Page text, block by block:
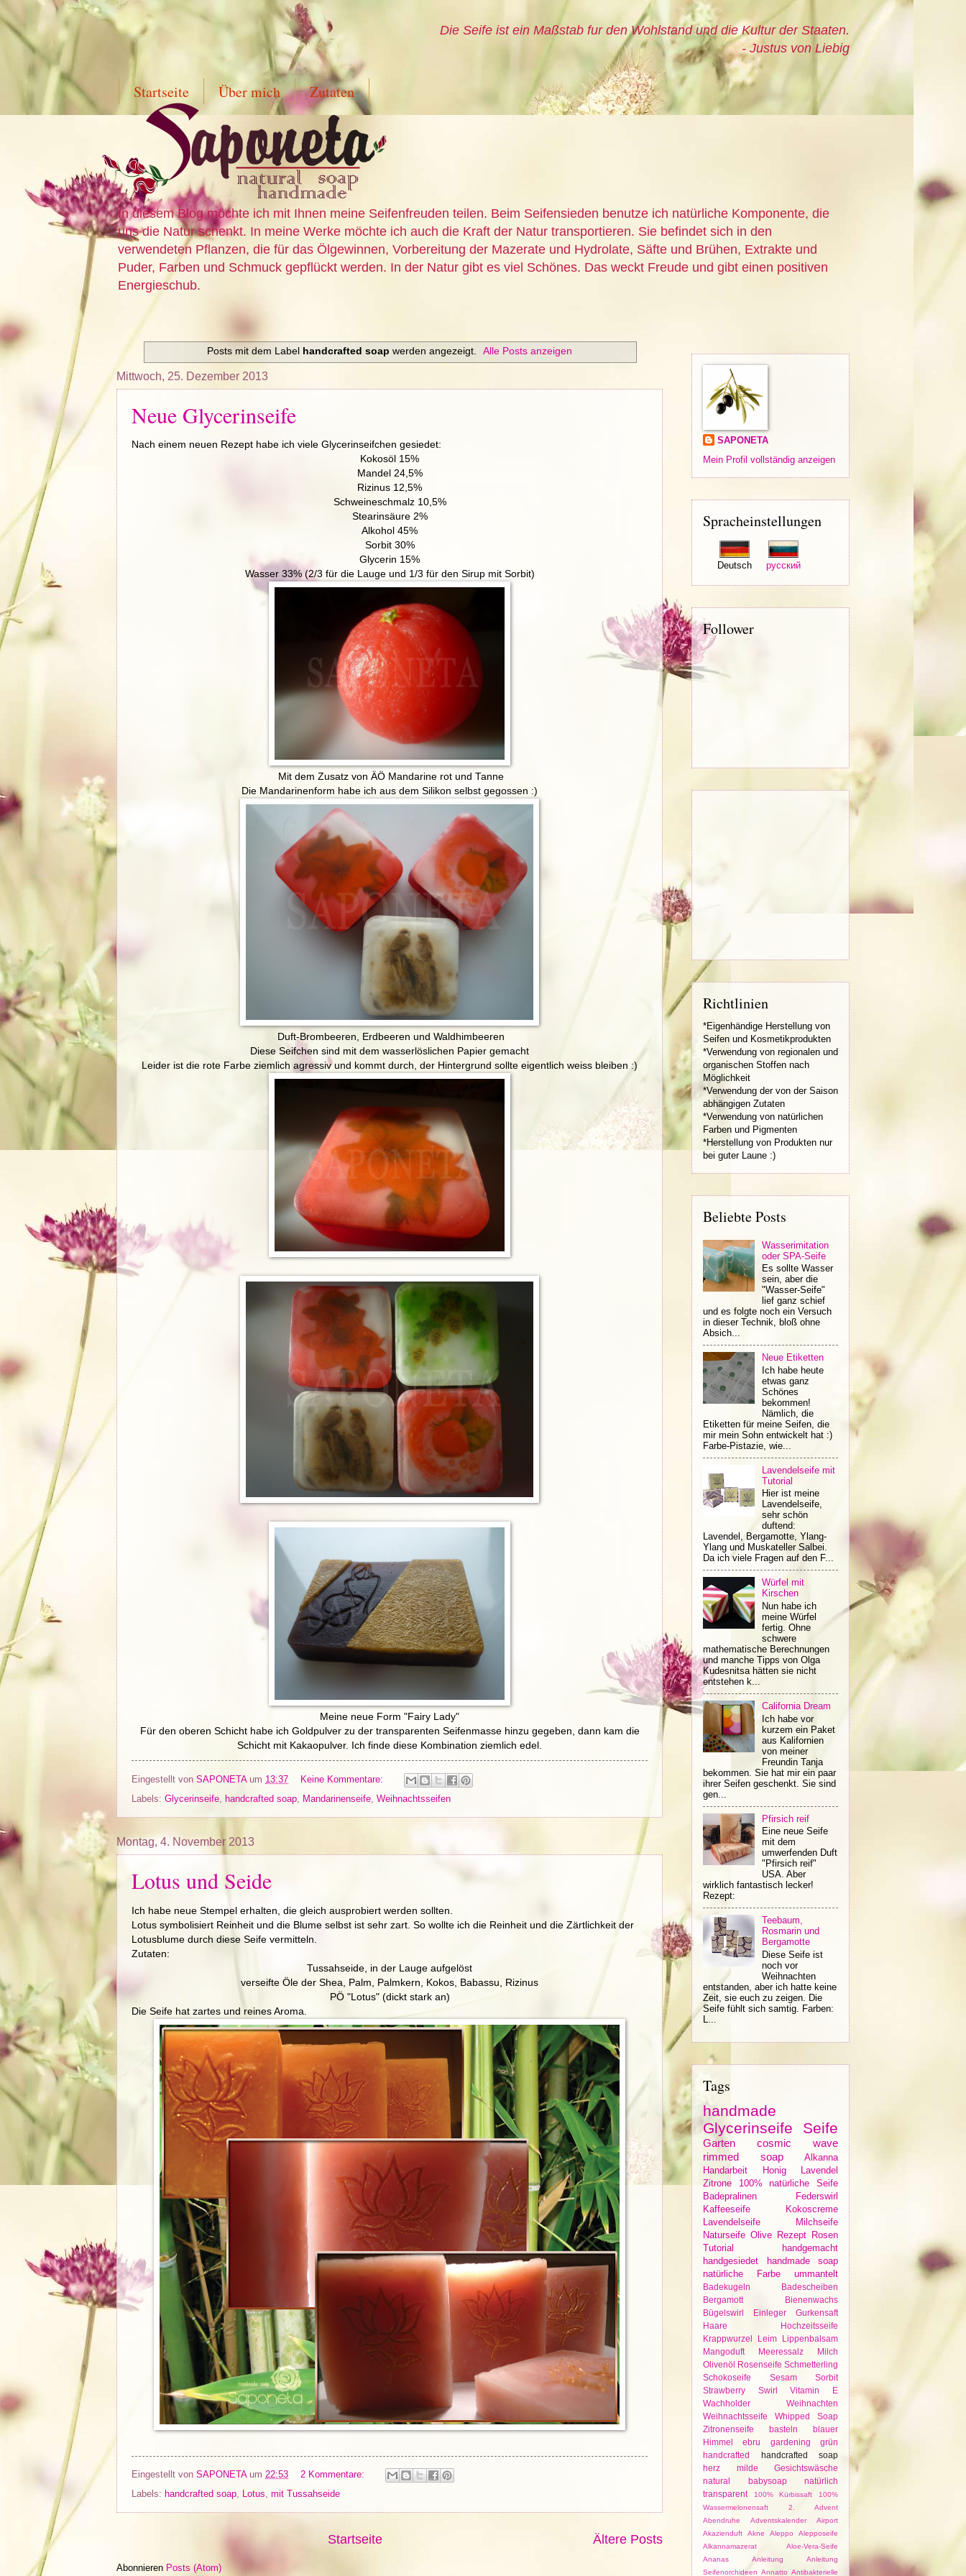
Die Seife ist ein Maßstab fur den Wohlstand und die Kultur der Staaten.
- Justus von Liebig
Startseite Über mich Zutaten
In diesem Blog möchte ich mit Ihnen meine Seifenfreuden teilen. Beim Seifensieden benutze ich natürliche Komponente, die
uns die Natur schenkt. In meine Werke möchte ich auch die Kraft der Natur transportieren. Sie befindet sich in den
verwendeten Pflanzen, die für das Ölgewinnen, Vorbereitung der Mazerate und Hydrolate, Säfte und Brühen, Extrakte und
Puder, Farben und Schmuck gepflückt werden. In der Natur gibt es viel Schönes. Das weckt Freude und gibt einen positiven
Energieschub.
Posts mit dem Label handcrafted soap werden angezeigt. Alle Posts anzeigen
Mittwoch, 25. Dezember 2013
Neue Glycerinseife
Nach einem neuen Rezept habe ich viele Glycerinseifchen gesiedet:
Kokosöl 15%
Mandel 24,5%
Rizinus 12,5%
Schweineschmalz 10,5%
Stearinsäure 2%
Alkohol 45%
Sorbit 30%
Glycerin 15%
Wasser 33% (2/3 für die Lauge und 1/3 für den Sirup mit Sorbit)
Mit dem Zusatz von ÄÖ Mandarine rot und Tanne
Die Mandarinenform habe ich aus dem Silikon selbst gegossen :)
Duft-Brombeeren, Erdbeeren und Waldhimbeeren
Diese Seifchen sind mit dem wasserlöslichen Papier gemacht
Leider ist die rote Farbe ziemlich agressiv und kommt durch, der Hintergrund sollte eigentlich weiss bleiben :)
Meine neue Form "Fairy Lady"
Für den oberen Schicht habe ich Goldpulver zu der transparenten Seifenmasse hinzu gegeben, dann kam die
Schicht mit Kakaopulver. Ich finde diese Kombination ziemlich edel.
Eingestellt von SAPONETA um 13:37
Keine Kommentare:
Labels: Glycerinseife handcrafted soap Mandarinenseife Weihnachtsseifen
Montag, 4. November 2013
Lotus und Seide
Ich habe neue Stempel erhalten, die gleich ausprobiert werden sollten.
Lotus symbolisiert Reinheit und die Blume selbst ist sehr zart. So wollte ich die Reinheit und die Zärtlichkeit der
Lotusblume durch diese Seife vermitteln.
Zutaten:
Tussahseide, in der Lauge aufgelöst
verseifte Öle der Shea, Palm, Palmkern, Kokos, Babassu, Rizinus
PÖ "Lotus" (dickt stark an)
Die Seife hat zartes und reines Aroma.
Eingestellt von SAPONETA um 22:53
2 Kommentare:
Labels: handcrafted soap, Lotus, mit Tussahseide
Ältere Posts
Startseite
Abonnieren Posts (Atom)
SAPONETA
Mein Profil vollständig anzeigen
Spracheinstellungen
Deutsch русский
Follower
Richtlinien
*Eigenhändige Herstellung von
Seifen und Kosmetikprodukten
*Verwendung von regionalen und
organischen Stoffen nach
Möglichkeit
*Verwendung der von der Saison
abhängigen Zutaten
*Verwendung von natürlichen
Farben und Pigmenten
*Herstellung von Produkten nur
bei guter Laune :)
Beliebte Posts
Wasserimitation
oder SPA-Seife
Es sollte Wasser
sein, aber die
"Wasser-Seife"
lief ganz schief
und es folgte noch ein Versuch
in dieser Technik, bloß ohne
Absich...
Neue Etiketten
Ich habe heute
etwas ganz
Schönes
bekommen!
Nämlich, die
Etiketten für meine Seifen, die
mir mein Sohn entwickelt hat :)
Farbe-Pistazie, wie...
Lavendelseife mit
Tutorial
Hier ist meine
Lavendelseife,
sehr schön
duftend:
Lavendel, Bergamotte, Ylang-
Ylang und Muskateller Salbei.
Da ich viele Fragen auf den F...
Würfel mit
Kirschen
Nun habe ich
meine Würfel
fertig. Ohne
schwere
mathematische Berechnungen
und manche Tipps von Olga
Kudesnitsa hätten sie nicht
entstehen k...
California Dream
Ich habe vor
kurzem ein Paket
aus Kalifornien
von meiner
Freundin Tanja
bekommen. Sie hat mir ein paar
ihrer Seifen geschenkt. Sie sind
gen...
Pfirsich reif
Eine neue Seife
mit dem
umwerfenden Duft
"Pfirsich reif"
USA. Aber
wirklich fantastisch lecker!
Rezept:
Teebaum,
Rosmarin und
Bergamotte
Diese Seife ist
noch vor
Weihnachten
entstanden, aber ich hatte keine
Zeit, sie euch zu zeigen. Die
Seife fühlt sich samtig. Farben:
Tags
handmade
Glycerinseife
Seife
Garten
cosmic wave
rimmed soap
Alkanna
Handarbeit
Honig
Lavendel
Zitrone
100% natürliche Seife
Badepralinen
Federswirl
Kaffeeseife
Kokoscreme
Lavendelseife
Milchseife
Naturseife Olive Rezept Rosen
Tutorial
handgemacht
handgesiedet
handmade soap
natürliche Farbe
ummantelt
Badekugeln
Badescheiben
Bergamott
Bienenwachs
Bügelswirl
Einleger
Gurkensaft
Haare
Hochzeitsseife
Krappwurzel
Leim
Lippenbalsam
Mangoduft
Meeressalz
Milch
Olivenöl
Rosenseife Schmetterling
Schokoseife
Sesam
Sorbit
Strawberry
Swirl
Vitamin E
Wachholder
Weihnachten
Weihnachtsseife
Whipped Soap
Zitronenseife
basteln
blauer
Himmel
ebru gardening
grün
handcrafted
handcrafted soap
herz
milde Gesichtswäsche
natural babysoap
natürlich
transparent
100% Kürbissaft
100%
Wassermelonensaft
2. Advent
Abendruhe
Adventskalender
Airport
Akazienduft
Akne Aleppo
Alepposeife
Alkannamazerat
Aloe-Vera-Seife
Ananas
Anleitung
Anleitung
Seifenorchideen Annatto Antibakterielle